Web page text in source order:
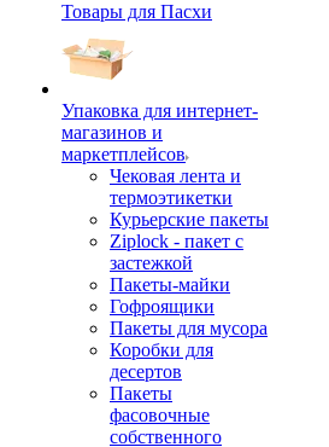
Товары для Пасхи
Упаковка для интернет-
магазинов и
маркетплейсов
Чековая лента и
термоэтикетки
Курьерские пакеты
Ziplock - пакет с
застежкой
Пакеты-майки
Гофроящики
Пакеты для мусора
Коробки для
десертов
Пакеты
фасовочные
собственного